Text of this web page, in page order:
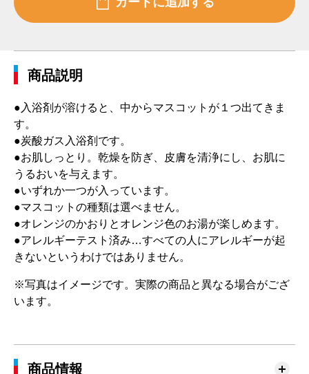
商品説明
●入浴剤が溶けると、中からマスコットが１つ出てきま
す。
●炭酸ガス入浴剤です。
●お肌しっとり。乾燥を防ぎ、皮膚を清浄にし、お肌に
うるおいを与えます。
●いずれか一つが入っています。
●マスコットの種類は選べません。
●オレンジのかおりとオレンジ色のお湯が楽しめます。
●アレルギーテスト済み…すべての人にアレルギーが起
きないというわけではありません。
※写真はイメージです。実際の商品と異なる場合がござ
います。
商品情報